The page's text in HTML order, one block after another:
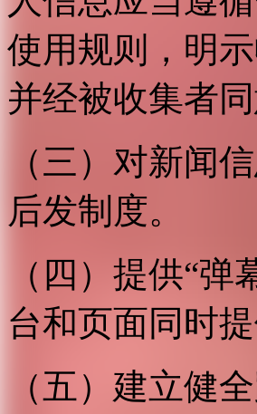
使用规则，明
并经被收集者同
（三）对新闻
后发制度。
（四）提供“
台和页面同时
（五）建立健